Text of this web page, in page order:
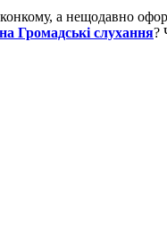
а нещодавно
Громадські слухання?